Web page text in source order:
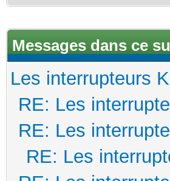
Messages dans ce
Les interrupteurs
RE: Les
RE: Les
RE: Les